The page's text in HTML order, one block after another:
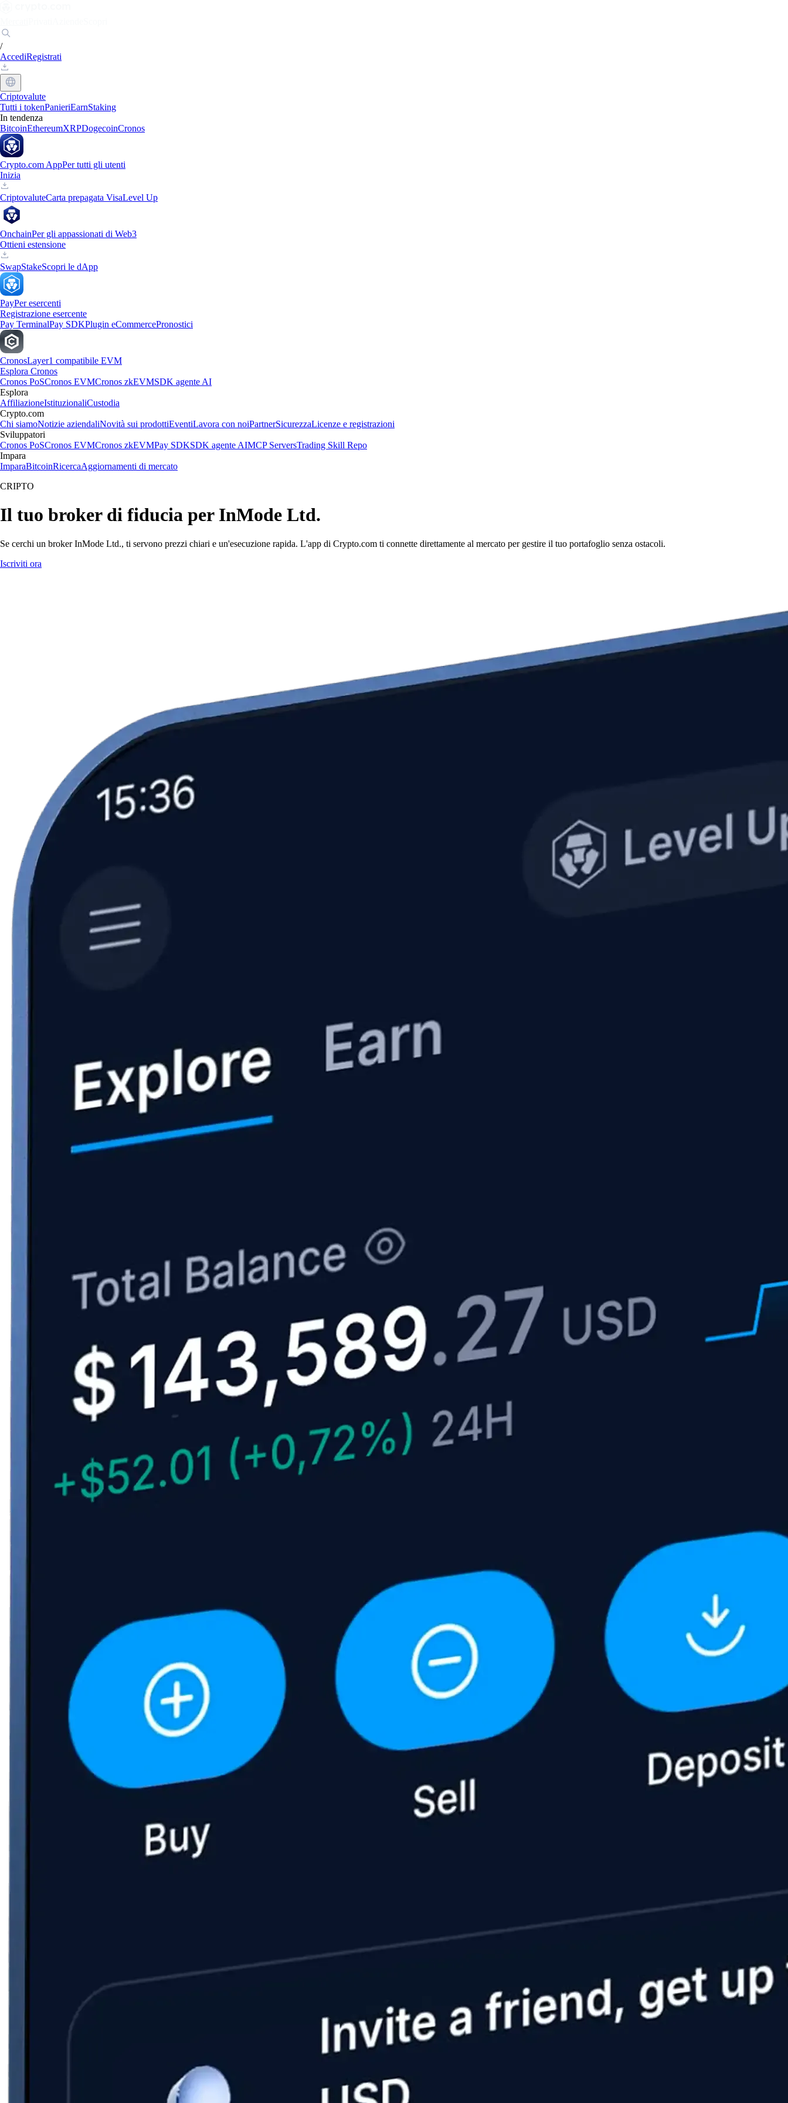
/
AccediRegistrati
Criptovalute
Tutti i tokenPanieriEarnStaking
In tendenza
BitcoinEthereumXRPDogecoinCronos
Crypto.com AppPer tutti gli utenti
Inizia
CriptovaluteCarta prepagata VisaLevel Up
OnchainPer gli appassionati di Web3
Ottieni estensione
SwapStakeScopri le dApp
PayPer esercenti
Registrazione esercente
Pay TerminalPay SDKPlugin eCommercePronostici
CronosLayer1 compatibile EVM
Esplora Cronos
Cronos PoSCronos EVMCronos zkEVMSDK agente AI
Esplora
AffiliazioneIstituzionaliCustodia
Crypto.com
Chi siamoNotizie aziendaliNovità sui prodottiEventiLavora con noiPartnerSicurezzaLicenze e registrazioni
Sviluppatori
Cronos PoSCronos EVMCronos zkEVMPay SDKSDK agente AIMCP ServersTrading Skill Repo
Impara
ImparaBitcoinRicercaAggiornamenti di mercato
CRIPTO
Il tuo broker di fiducia per InMode Ltd.
Se cerchi un broker InMode Ltd., ti servono prezzi chiari e un'esecuzione rapida. L'app di Crypto.com ti connette direttamente al mercato per gestire il tuo portafoglio senza ostacoli.
Iscriviti ora